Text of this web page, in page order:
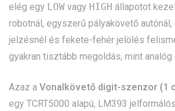
elég egy LOW vagy HIGH állapotot
robotnál, egyszerű pályakövető
jelzésnél és fekete-fehér jelölés
gyakran tisztább megoldás, mint
Azaz a Vonalkövető digit-szenzor (1
egy TCRT5000 alapú, LM393